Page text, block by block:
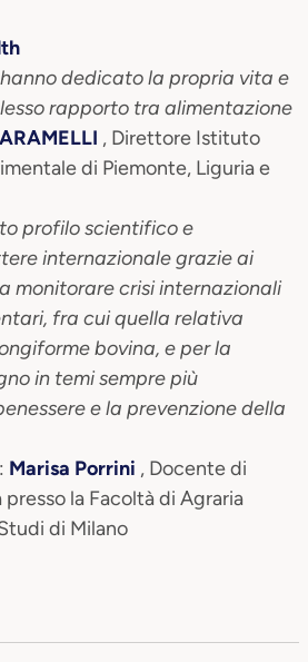
dedicato la propria vita e
rapporto tra alimentazione
, Direttore Istituto
di Piemonte, Liguria e
profilo scientifico e
internazionale grazie ai
monitorare crisi internazionali
fra cui quella relativa
bovina, e per la
in temi sempre più
e la prevenzione della
: Marisa Porrini , Docente di
la Facoltà di Agraria
di Milano